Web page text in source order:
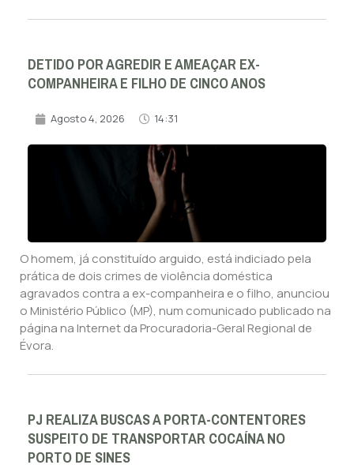
DETIDO POR AGREDIR E AMEAÇAR EX-
COMPANHEIRA E FILHO DE CINCO ANOS
Agosto 4, 2026 14:31
O homem, já constituído arguido, está indiciado pela
prática de dois crimes de violência doméstica
agravados contra a ex-companheira e o filho, anunciou
o Ministério Público (MP), num comunicado publicado na
página na Internet da Procuradoria-Geral Regional de
Évora.
PJ REALIZA BUSCAS A PORTA-CONTENTORES
SUSPEITO DE TRANSPORTAR COCAÍNA NO
PORTO DE SINES